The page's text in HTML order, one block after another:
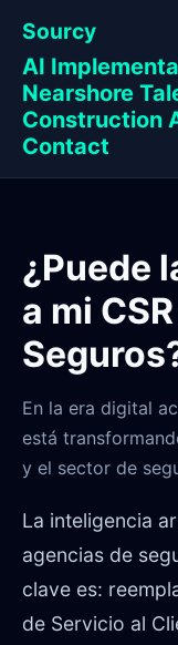
Sourcy
AI
Nearshore
Construction
Contact
¿Puede
a mi
En la era digital
está
y el sector de
La inteligencia
agencias de
clave es:
de Servicio al